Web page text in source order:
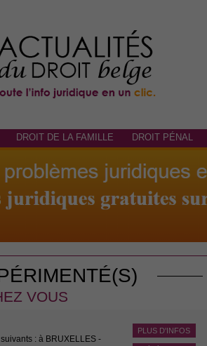
DROIT DE LA FAMILLE DROIT PÉNAL
VOUS
PLUS D'INFOS
: à BRUXELLES -